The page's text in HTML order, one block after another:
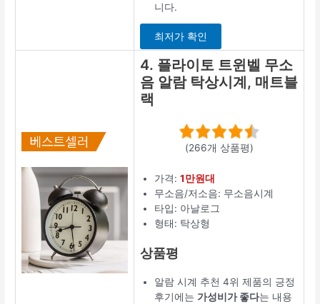
니다.
최저가 확인
4. 플라이토 트윈벨 무소
음 알람 탁상시계, 매트블
랙
(266개 상품평)
가격:1만원대
무소음/저소음: 무소음시계
타입: 아날로그
형태: 탁상형
상품평
알람 시계 추천 4위 제품의 긍정
후기에는 가성비가 좋다는 내용